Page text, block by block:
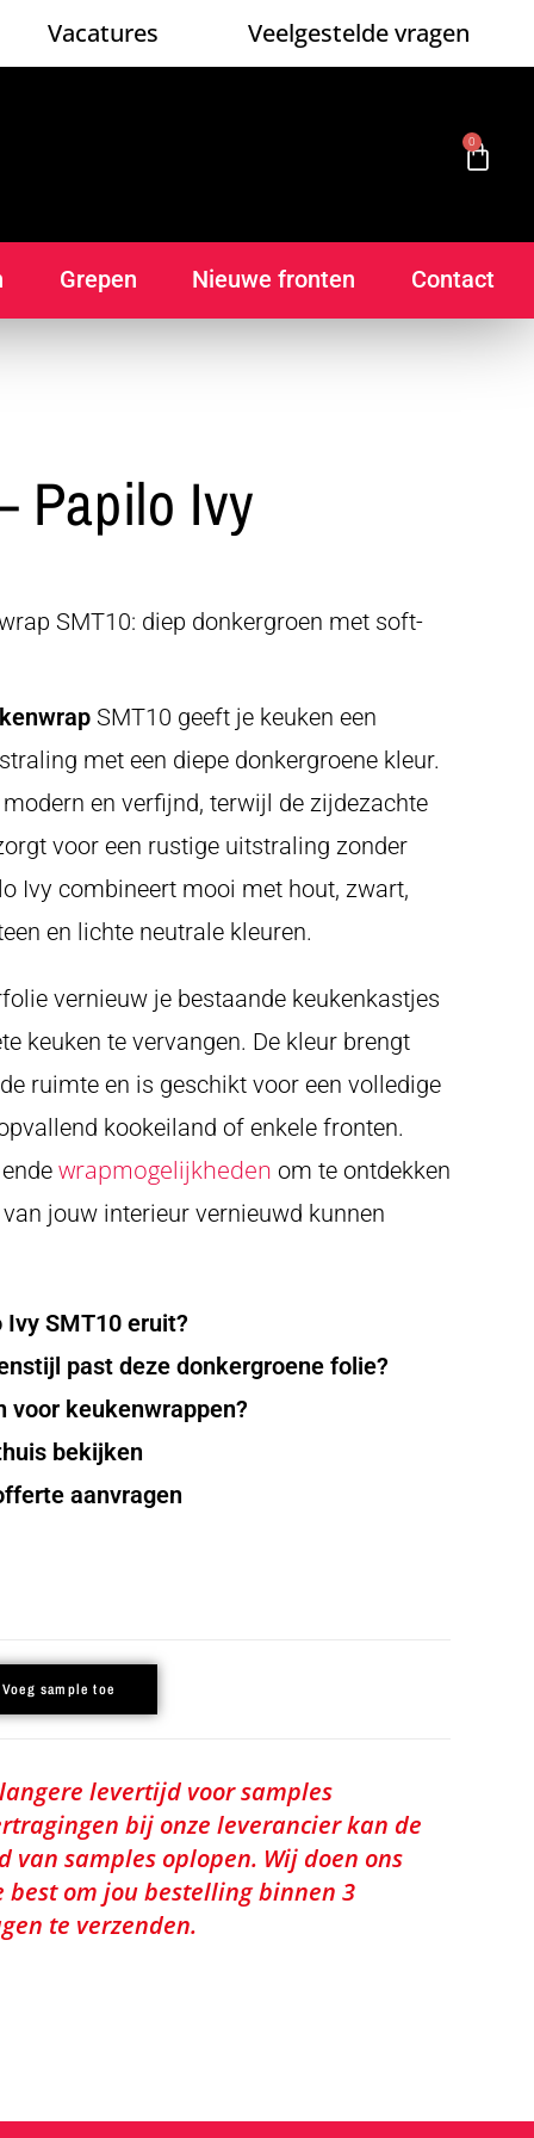
Vacatures Veelgestelde vragen
0
Grepen Nieuwe fronten Contact
Papilo Ivy
SMT10: diep donkergroen met soft-
SMT10 geeft je keuken een
met een diepe donkergroene kleur.
en verfijnd, terwijl de zijdezachte
voor een rustige uitstraling zonder
Ivy combineert mooi met hout, zwart,
en lichte neutrale kleuren.
vernieuw je bestaande keukenkastjes
keuken te vervangen. De kleur brengt
ruimte en is geschikt voor een volledige
kookeiland of enkele fronten.
wrapmogelijkheden om te ontdekken
jouw interieur vernieuwd kunnen
SMT10 eruit?
past deze donkergroene folie?
voor keukenwrappen?
bekijken
aanvragen
Voeg sample toe
levertijd voor samples
bij onze leverancier kan de
van samples oplopen. Wij doen ons
best om jou bestelling binnen 3
te verzenden.